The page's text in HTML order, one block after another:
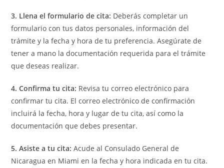
3. Llena el formulario de cita: Deberás completar un
formulario con tus datos personales, información del
trámite y la fecha y hora de tu preferencia. Asegúrate de
tener a mano la documentación requerida para el trámite
que deseas realizar.
4. Confirma tu cita: Revisa tu correo electrónico para
confirmar tu cita. El correo electrónico de confirmación
incluirá la fecha, hora y lugar de tu cita, así como la
documentación que debes presentar.
5. Asiste a tu cita: Acude al Consulado General de
Nicaragua en Miami en la fecha y hora indicada en tu cita.